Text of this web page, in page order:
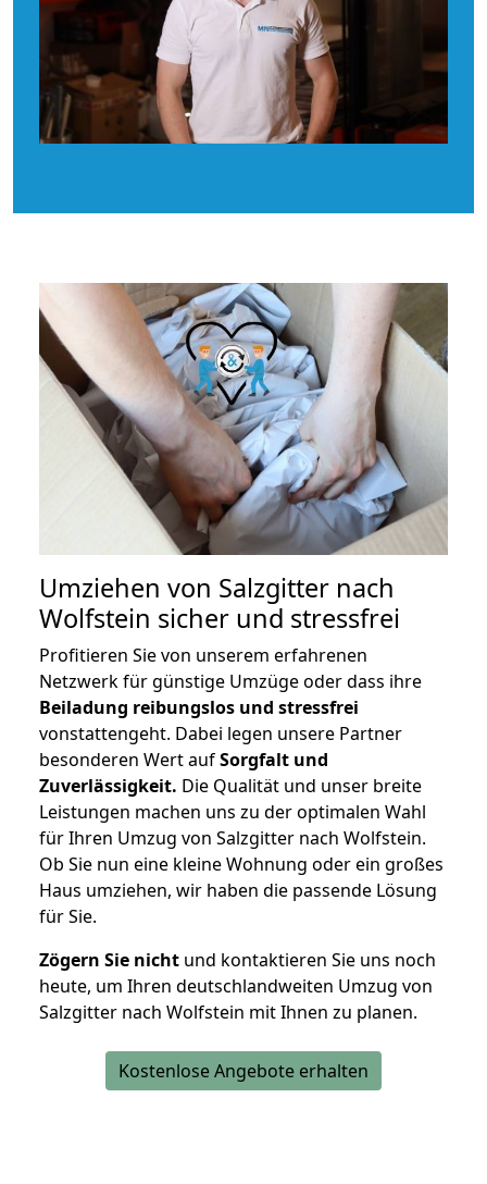
Umziehen von Salzgitter nach
Wolfstein sicher und stressfrei
Profitieren Sie von unserem erfahrenen
Netzwerk für günstige Umzüge oder dass ihre
Beiladung reibungslos und stressfrei
vonstattengeht. Dabei legen unsere Partner
besonderen Wert aufSorgfalt und
Zuverlässigkeit. Die Qualität und unser breite
Leistungen machen uns zu der optimalen Wahl
für Ihren Umzug von Salzgitter nach Wolfstein.
Ob Sie nun eine kleine Wohnung oder ein großes
Haus umziehen, wir haben die passende Lösung
für Sie.
Zögern Sie nicht und kontaktieren Sie uns noch
heute, um Ihren deutschlandweiten Umzug von
Salzgitter nach Wolfstein mit Ihnen zu planen.
Kostenlose Angebote erhalten